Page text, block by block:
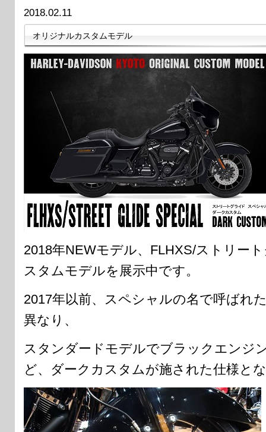
2018.02.11
オリジナルカスタムモデル
2018年NEWモデル、FLHXS/ストリー
スタムモデルを展示中です。
2017年以前、スペシャルの名で呼ばれ
異なり、
スタンダードモデルでブラックエンジ
ど、ダークカスタムが施された仕様と